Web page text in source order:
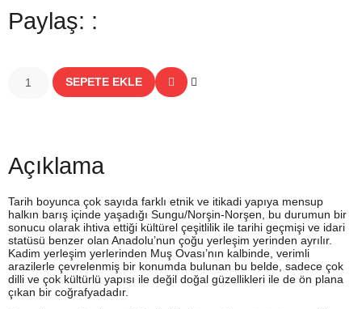
Paylaş: :
SEPETE EKLE
Açıklama
Tarih boyunca çok sayıda farklı etnik ve itikadi yapıya mensup
halkın barış içinde yaşadığı Sungu/Norşin-Norşen, bu durumun bir
sonucu olarak ihtiva ettiği kültürel çeşitlilik ile tarihi geçmişi ve idari
statüsü benzer olan Anadolu’nun çoğu yerleşim yerinden ayrılır.
Kadim yerleşim yerlerinden Muş Ovası’nın kalbinde, verimli
arazilerle çevrelenmiş bir konumda bulunan bu belde, sadece çok
dilli ve çok kültürlü yapısı ile değil doğal güzellikleri ile de ön plana
çıkan bir coğrafyadadır.